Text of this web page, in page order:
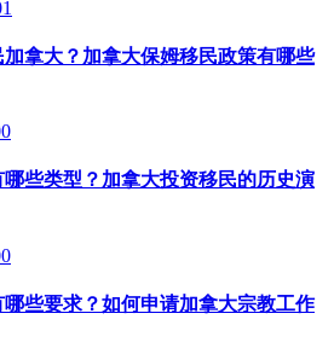
拿大？加拿大保姆移民政策有哪些
些类型？加拿大投资移民的历史演
些要求？如何申请加拿大宗教工作